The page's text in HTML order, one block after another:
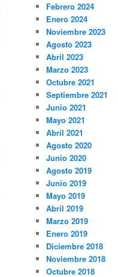
Febrero 2024
Enero 2024
Noviembre 2023
Agosto 2023
Abril 2023
Marzo 2023
Octubre 2021
Septiembre 2021
Junio 2021
Mayo 2021
Abril 2021
Agosto 2020
Junio 2020
Agosto 2019
Junio 2019
Mayo 2019
Abril 2019
Marzo 2019
Enero 2019
Diciembre 2018
Noviembre 2018
Octubre 2018